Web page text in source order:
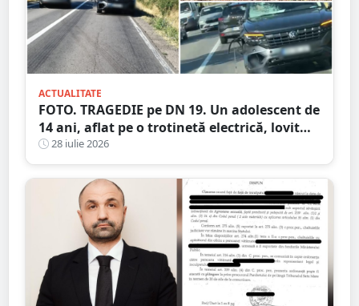
ACTUALITATE
FOTO. TRAGEDIE pe DN 19. Un adolescent de
14 ani, aflat pe o trotinetă electrică, lovit
mortal de o mașină
28 iulie 2026